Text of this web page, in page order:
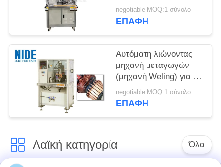
μηχανών την καυτή
συσσώρευση
negotiable MOQ:1 σύνολο
ΕΠΑΦΉ
Αυτόματη λιώνοντας
μηχανή μεταγωγών
(μηχανή Weling) για τη
ΣΥΝΕΧΗ μηχανή και
την καθολική μηχανή
negotiable MOQ:1 σύνολο
ΕΠΑΦΉ
Λαϊκή κατηγορία Όλα